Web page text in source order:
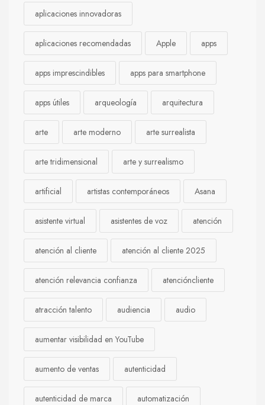
aplicaciones innovadoras
aplicaciones recomendadas Apple apps
apps imprescindibles apps para smartphone
apps útiles arqueología arquitectura
arte arte moderno arte surrealista
arte tridimensional arte y surrealismo
artificial artistas contemporáneos Asana
asistente virtual asistentes de voz atención
atención al cliente atención al cliente 2025
atención relevancia confianza atencióncliente
atracción talento audiencia audio
aumentar visibilidad en YouTube
aumento de ventas autenticidad
autenticidad de marca automatización